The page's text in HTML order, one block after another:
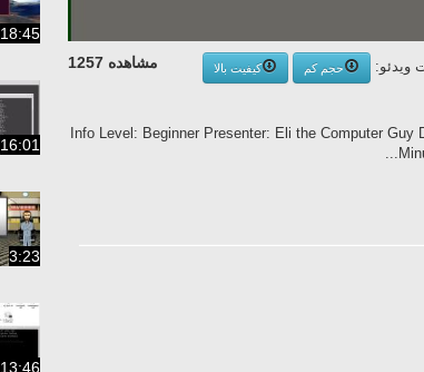
مشاهده 1257 ویدئو: حجم کم
کیفیت بالا
Info Level: Beginner Presenter: Eli the Computer
18:45
16:01
3:23
13:46